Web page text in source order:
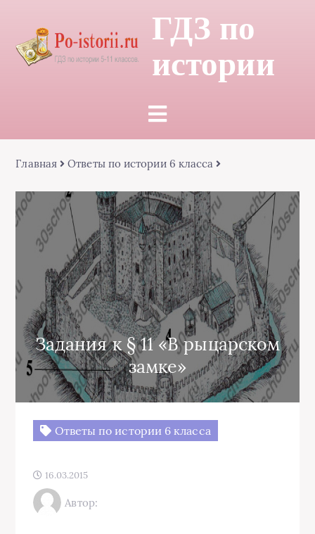
ГДЗ по
истории
Главная Ответы по истории 6 класса
Задания к § 11 «В рыцарском
замке»
Ответы по истории 6 класса
16.03.2015
Автор: